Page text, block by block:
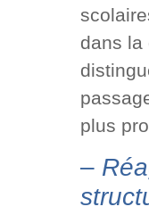
dans la
plus
–